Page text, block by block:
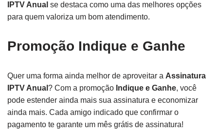
IPTV Anual se destaca como uma das melhores opções
para quem valoriza um bom atendimento.
Promoção Indique e Ganhe
Quer uma forma ainda melhor de aproveitar a Assinatura
IPTV Anual ? Com a promoção Indique e Ganhe, você
pode estender ainda mais sua assinatura e economizar
ainda mais. Cada amigo indicado que confirmar o
pagamento te garante um mês grátis de assinatura!